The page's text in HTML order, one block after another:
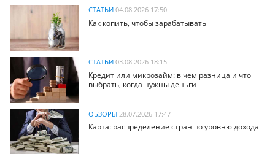
СТАТЬИ 04.08.2026 17:50
Как копить, чтобы зарабатывать
СТАТЬИ 03.08.2026 18:15
Кредит или микрозайм: в чем разница и что
выбрать, когда нужны деньги
ОБЗОРЫ 28.07.2026 17:47
Карта: распределение стран по уровню дохода